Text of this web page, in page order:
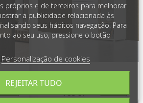
Regular
249€185€
Preço
próprios e de terceiros para melhorar
a publicidade relacionada às
seus hábitos navegação. Para
ao seu uso, pressione o botão
Personalização de cookies
REJEITAR TUDO